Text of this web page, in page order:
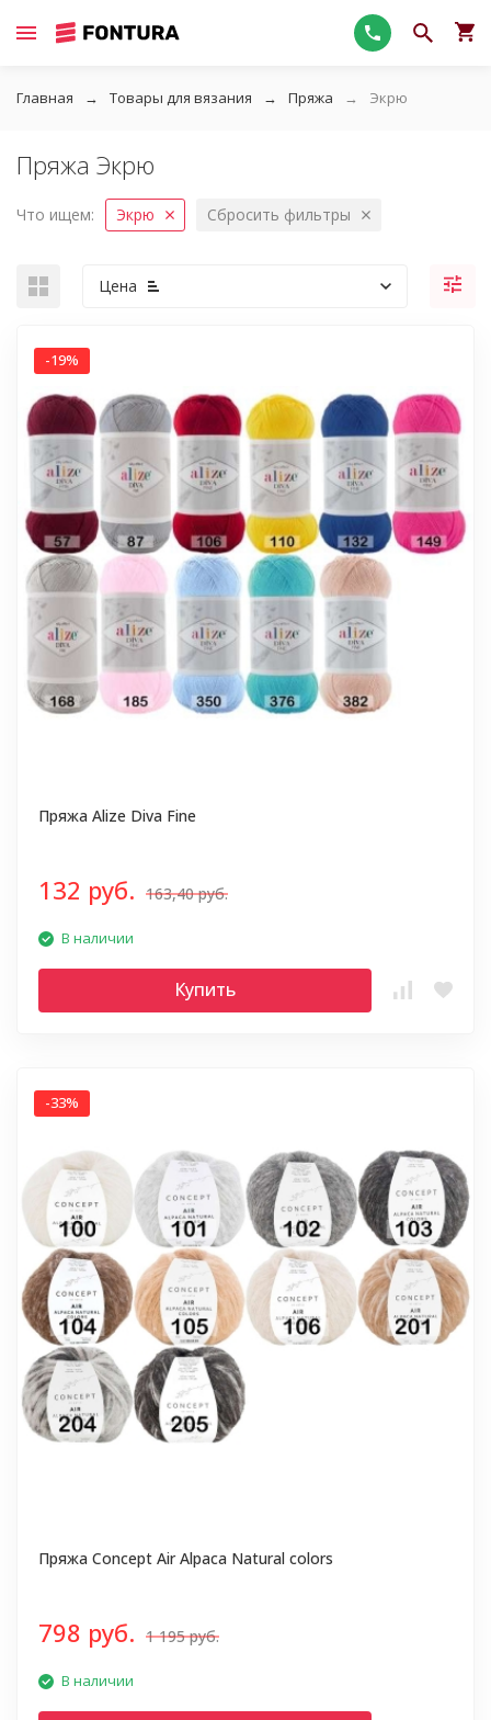
Главная Товары для вязания Пряжа Экрю
Пряжа Экрю
Что ищем: Экрю Сбросить фильтры
Цена
-19%
Пряжа Alize Diva Fine
132 руб. 163,40 руб.
В наличии
Купить
-33%
Пряжа Concept Air Alpaca Natural colors
798 руб. 1 195 руб.
В наличии